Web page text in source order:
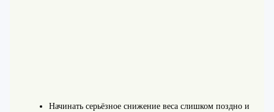
Начинать серьёзное снижение веса слишком поздно и